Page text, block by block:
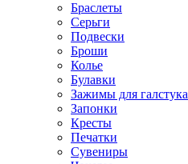
Браслеты
Серьги
Подвески
Броши
Колье
Булавки
Зажимы для галстука
Запонки
Кресты
Печатки
Сувениры